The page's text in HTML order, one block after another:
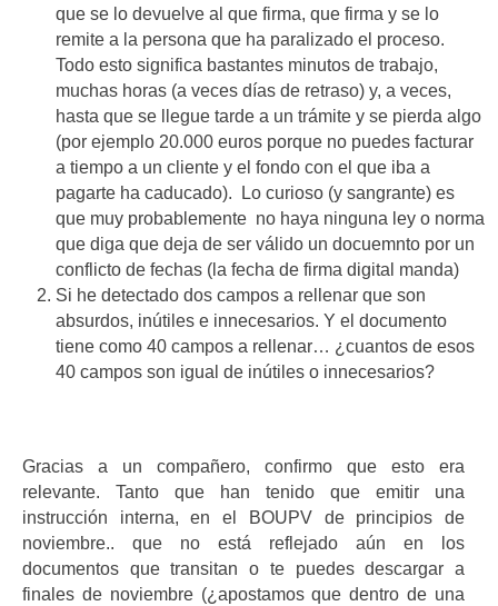
que se lo devuelve al que firma, que firma y se lo
remite a la persona que ha paralizado el proceso.
Todo esto significa bastantes minutos de trabajo,
muchas horas (a veces días de retraso) y, a veces,
hasta que se llegue tarde a un trámite y se pierda algo
(por ejemplo 20.000 euros porque no puedes facturar
a tiempo a un cliente y el fondo con el que iba a
pagarte ha caducado). Lo curioso (y sangrante) es
que muy probablemente no haya ninguna ley o norma
que diga que deja de ser válido un docuemnto por un
conflicto de fechas (la fecha de firma digital manda)
Si he detectado dos campos a rellenar que son
absurdos, inútiles e innecesarios. Y el documento
tiene como 40 campos a rellenar… ¿cuantos de esos
40 campos son igual de inútiles o innecesarios?
Gracias a un compañero, confirmo que esto era
relevante. Tanto que han tenido que emitir una
instrucción interna, en el BOUPV de principios de
noviembre.. que no está reflejado aún en los
documentos que transitan o te puedes descargar a
finales de noviembre (¿apostamos que dentro de una